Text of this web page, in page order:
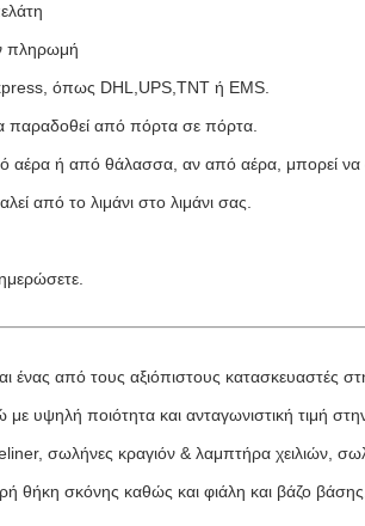
πληρωμή
όπως DHL,UPS,TNT ή EMS.
παραδοθεί από πόρτα σε πόρτα.
αέρα ή από θάλασσα, αν από αέρα, μπορεί να
από το λιμάνι στο λιμάνι σας.
από τους αξιόπιστους κατασκευαστές
υψηλή ποιότητα και ανταγωνιστική τιμή
σωλήνες κραγιόν & λαμπτήρα χειλιών,
θήκη σκόνης καθώς και φιάλη και βάζο βάσης.